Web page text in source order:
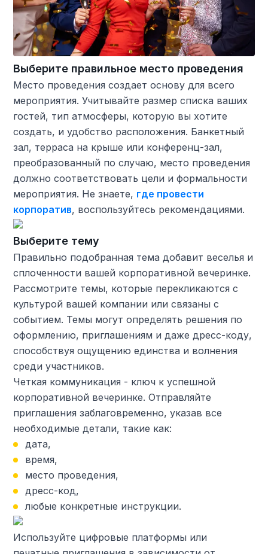
Выберите правильное место проведения
Место проведения создает основу для всего
мероприятия. Учитывайте размер списка ваших
гостей, тип атмосферы, которую вы хотите
создать, и удобство расположения. Банкетный
зал, терраса на крыше или конференц-зал,
преобразованный по случаю, место проведения
должно соответствовать цели и формальности
мероприятия. Не знаете, где провести
корпоратив, воспользуйтесь рекомендациями.
Выберите тему
Правильно подобранная тема добавит веселья и
сплоченности вашей корпоративной вечеринке.
Рассмотрите темы, которые перекликаются с
культурой вашей компании или связаны с
событием. Темы могут определять решения по
оформлению, приглашениям и даже дресс-коду,
способствуя ощущению единства и волнения
среди участников.
Четкая коммуникация - ключ к успешной
корпоративной вечеринке. Отправляйте
приглашения заблаговременно, указав все
необходимые детали, такие как:
дата,
время,
место проведения,
дресс-код,
любые конкретные инструкции.
Используйте цифровые платформы или